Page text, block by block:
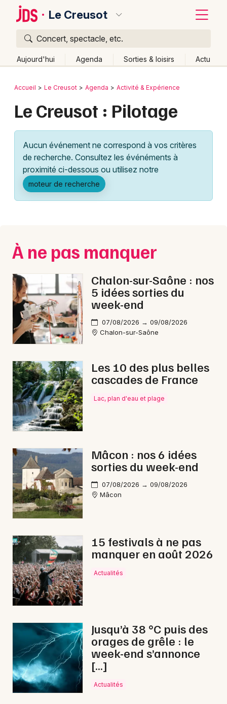
Le Creusot
Concert, spectacle, etc.
Aujourd'hui Agenda Sorties & loisirs Actu
Publier un événement
Grands événements
Activité & Expérience
Manifestations
Spectacles
Concerts
Sports
Soirées
Sorties famille
Expos
Sorties & loisirs
Pilotage en Saône-et-Loire
Pilotage en Bourgogne-Franche-Comté
Artistes en tournée
Actus au Creusot
Magazine au Creusot
Bordeaux
Lille
Lyon
Marseille
Nantes
Nice
Paris
Strasbourg
Toulouse
Retour
Accueil Le Creusot Agenda Activité & Expérience
Le Creusot : Pilotage
Aucun événement ne correspond à vos critères
de recherche. Consultez les événéments à
proximité ci-dessous ou utilisez notre
moteur de recherche
À ne pas manquer
Chalon-sur-Saône : nos
5 idées sorties du
week-end
07/08/2026 → 09/08/2026
Chalon-sur-Saône
Les 10 des plus belles
cascades de France
Lac, plan d'eau et plage
Mâcon : nos 6 idées
sorties du week-end
07/08/2026 → 09/08/2026
Mâcon
15 festivals à ne pas
manquer en août 2026
Actualités
Jusqu’à 38 °C puis des
orages de grêle : le
week-end s’annonce
[…]
Actualités
Quoi ?
Où ?
Bourgogne
Partout Près de moi Changer de lieu
Quand ?
Ce week-end